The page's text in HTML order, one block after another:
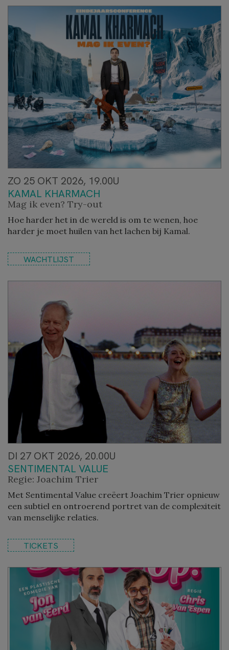
ZO 25 OKT 2026, 19.00U
KAMAL KHARMACH
Mag ik even? Try-out
Hoe harder het in de wereld is om te wenen, hoe
harder je moet huilen van het lachen bij Kamal.
WACHTLIJST
DI 27 OKT 2026, 20.00U
SENTIMENTAL VALUE
Regie: Joachim Trier
Met Sentimental Value creëert Joachim Trier opnieuw
een subtiel en ontroerend portret van de complexiteit
van menselijke relaties.
TICKETS